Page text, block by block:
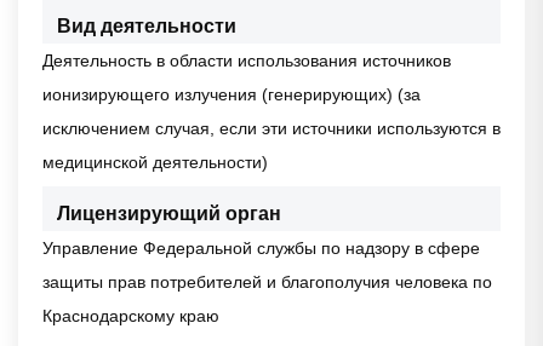
Вид деятельности
Деятельность в области использования источников
ионизирующего излучения (генерирующих) (за
исключением случая, если эти источники используются в
медицинской деятельности)
Лицензирующий орган
Управление Федеральной службы по надзору в сфере
защиты прав потребителей и благополучия человека по
Краснодарскому краю